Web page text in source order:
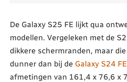
De Galaxy S25 FE lijkt qua
modellen. Vergeleken met de
dikkere schermranden, maar
dunner dan bij de Galaxy S24 FE
afmetingen van 161,4 x 76,6 x